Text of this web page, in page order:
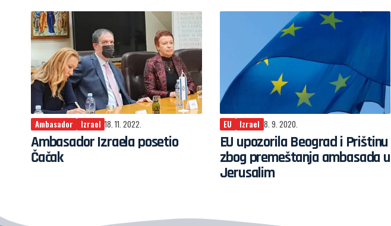
Ambasador Izrael 18. 11. 2022.
Ambasador Izraela posetio
Čačak
EU Izrael 8. 9. 2020.
EU upozorila Beograd i Prištinu
zbog premeštanja ambasada u
Jerusalim